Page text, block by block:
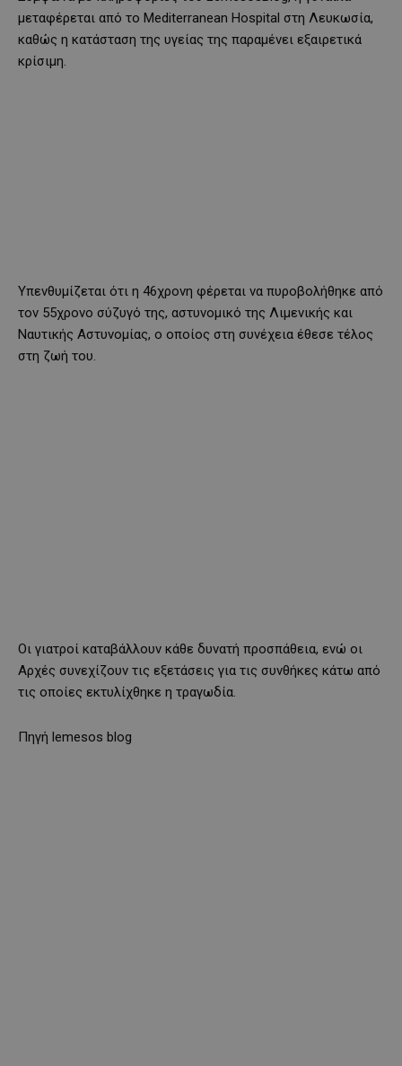
μεταφέρεται από το Mediterranean Hospital στη Λευκωσία,
καθώς η κατάσταση της υγείας της παραμένει εξαιρετικά
κρίσιμη.
Υπενθυμίζεται ότι η 46χρονη φέρεται να πυροβολήθηκε από
τον 55χρονο σύζυγό της, αστυνομικό της Λιμενικής και
Ναυτικής Αστυνομίας, ο οποίος στη συνέχεια έθεσε τέλος
στη ζωή του.
Οι γιατροί καταβάλλουν κάθε δυνατή προσπάθεια, ενώ οι
Αρχές συνεχίζουν τις εξετάσεις για τις συνθήκες κάτω από
τις οποίες εκτυλίχθηκε η τραγωδία.
Πηγή lemesos blog